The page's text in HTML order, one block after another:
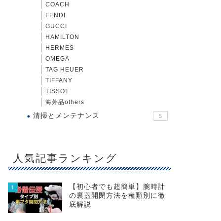
COACH
FENDI
GUCCI
HAMILTON
HERMES
OMEGA
TAG HEUER
TIFFANY
TISSOT
海外品others
清掃とメンテナンス 5
人気記事ランキング
1
【初心者でも超簡単】腕時計
の裏蓋開閉方法を種類別に徹
底解説